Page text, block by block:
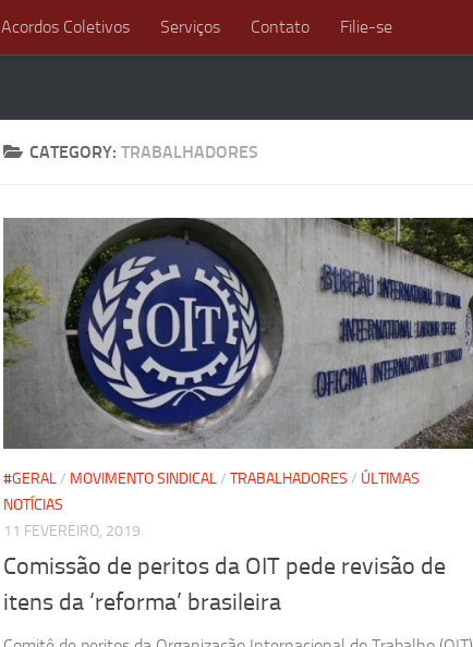
Acordos Coletivos Serviços Contato Filie-se
CATEGORY: TRABALHADORES
#GERAL/ MOVIMENTO SINDICAL/ TRABALHADORES / ÚLTIMAS
NOTÍCIAS
11 FEVEREIRO, 2019
Comissão de peritos da OIT pede revisão de
itens da ‘reforma’ brasileira